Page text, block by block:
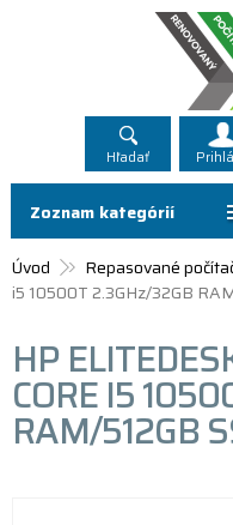
Hľadať
Úvod Repasované
i5 10500T 2.3GHz/32GB
HP
CORE I5
RAM/512GB
Zoznam kategórií